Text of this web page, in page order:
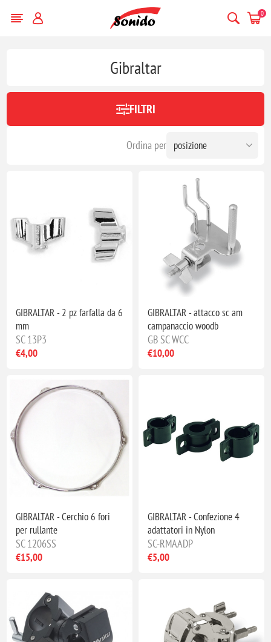
0
Gibraltar
FILTRI
Ordina per
GIBRALTAR - 2 pz farfalla da 6
mm
SC 13P3
€4,00
GIBRALTAR - attacco sc am
campanaccio woodb
GB SC WCC
€10,00
GIBRALTAR - Cerchio 6 fori
per rullante
SC 1206SS
€15,00
GIBRALTAR - Confezione 4
adattatori in Nylon
SC-RMAADP
€5,00